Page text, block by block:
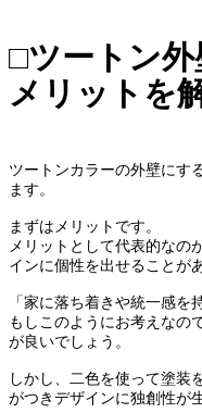
□ツートン
メリットを
ツートンカラーの外壁にす
ます。
まずはメリットです。
メリットとして代表的なの
インに個性を出せることが
「家に落ち着きや統一感を
もしこのようにお考えなの
が良いでしょう。
しかし、二色を使って塗装
がつきデザインに独創性が